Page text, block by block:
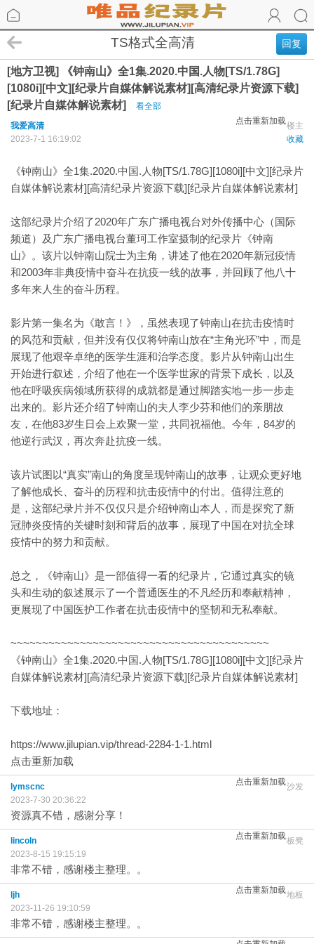
回复
TS格式全高清
[地方卫视] 《钟南山》全1集.2020.中国.人物[TS/1.78G]
[1080i][中文][纪录片自媒体解说素材][高清纪录片资源下载]
[纪录片自媒体解说素材]
看全部
点击重新加载楼主
我爱高清
收藏
2023-7-1 16:19:02
《钟南山》全1集.2020.中国.人物[TS/1.78G][1080i][中文][纪录片
自媒体解说素材][高清纪录片资源下载][纪录片自媒体解说素材]
这部纪录片介绍了2020年广东广播电视台对外传播中心（国际
频道）及广东广播电视台董珂工作室摄制的纪录片《钟南
山》。该片以钟南山院士为主角，讲述了他在2020年新冠疫情
和2003年非典疫情中奋斗在抗疫一线的故事，并回顾了他八十
多年来人生的奋斗历程。
影片第一集名为《敢言！》，虽然表现了钟南山在抗击疫情时
的风范和贡献，但并没有仅仅将钟南山放在“主角光环”中，而是
展现了他艰辛卓绝的医学生涯和治学态度。影片从钟南山出生
开始进行叙述，介绍了他在一个医学世家的背景下成长，以及
他在呼吸疾病领域所获得的成就都是通过脚踏实地一步一步走
出来的。影片还介绍了钟南山的夫人李少芬和他们的亲朋故
友，在他83岁生日会上欢聚一堂，共同祝福他。今年，84岁的
他逆行武汉，再次奔赴抗疫一线。
该片试图以“真实”南山的角度呈现钟南山的故事，让观众更好地
了解他成长、奋斗的历程和抗击疫情中的付出。值得注意的
是，这部纪录片并不仅仅只是介绍钟南山本人，而是探究了新
冠肺炎疫情的关键时刻和背后的故事，展现了中国在对抗全球
疫情中的努力和贡献。
总之，《钟南山》是一部值得一看的纪录片，它通过真实的镜
头和生动的叙述展示了一个普通医生的不凡经历和奉献精神，
更展现了中国医护工作者在抗击疫情中的坚韧和无私奉献。
~~~~~~~~~~~~~~~~~~~~~~~~~~~~~~~~~~~~~~~~~
《钟南山》全1集.2020.中国.人物[TS/1.78G][1080i][中文][纪录片
自媒体解说素材][高清纪录片资源下载][纪录片自媒体解说素材]
下载地址：
https://www.jilupian.vip/thread-2284-1-1.html
点击重新加载
点击重新加载沙发
lymscnc
2023-7-30 20:36:22
资源真不错，感谢分享！
点击重新加载板凳
lincoln
2023-8-15 19:15:19
非常不错，感谢楼主整理。。
点击重新加载地板
ljh
2023-11-26 19:10:59
非常不错，感谢楼主整理。。